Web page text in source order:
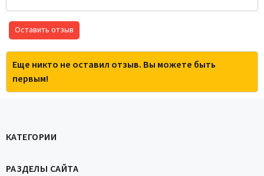
Оставить отзыв
Еще никто не оставил отзыв. Вы можете быть
первым!
КАТЕГОРИИ
РАЗДЕЛЫ САЙТА